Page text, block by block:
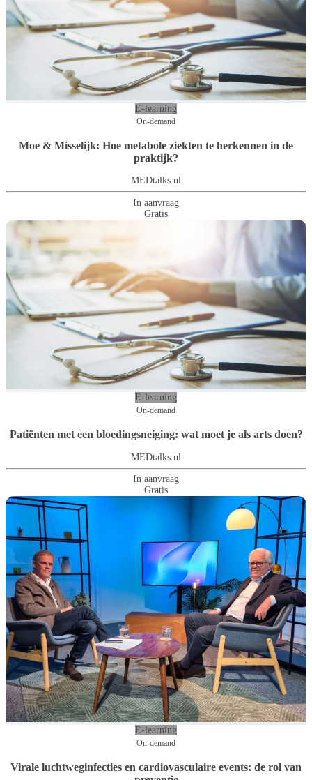
E-learning
On-demand
Moe & Misselijk: Hoe metabole ziekten te herkennen in de
praktijk?
MEDtalks.nl
In aanvraag
Gratis
E-learning
On-demand
Patiënten met een bloedingsneiging: wat moet je als arts doen?
MEDtalks.nl
In aanvraag
Gratis
E-learning
On-demand
Virale luchtweginfecties en cardiovasculaire events: de rol van